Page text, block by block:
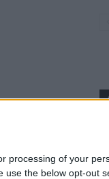
processing of your
use the below opt-out